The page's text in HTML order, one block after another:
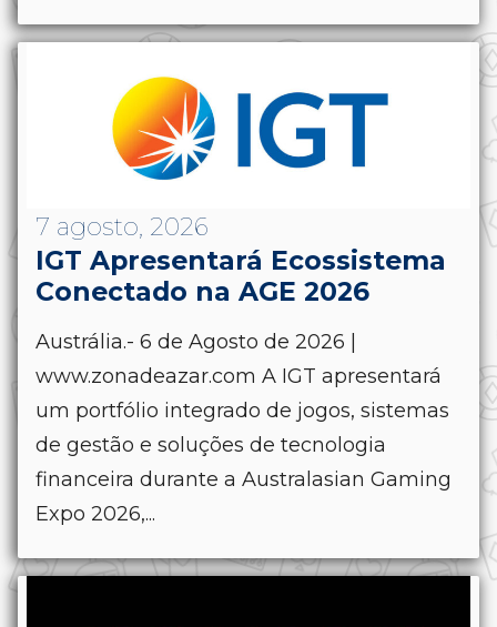
7 agosto, 2026
IGT Apresentará Ecossistema
Conectado na AGE 2026
Austrália.- 6 de Agosto de 2026 |
www.zonadeazar.com A IGT apresentará
um portfólio integrado de jogos, sistemas
de gestão e soluções de tecnologia
financeira durante a Australasian Gaming
Expo 2026,...